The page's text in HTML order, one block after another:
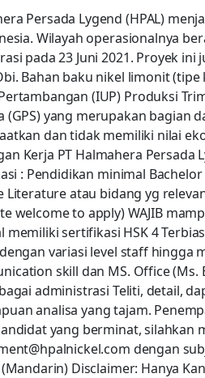
Persada Lygend (HPAL)
Wilayah operasionalnya
pada 23 Juni 2021. Proyek
Bahan baku nikel limonit
(IUP) Produksi
(GPS) yang merupakan bagian
dan tidak memiliki nilai
Kerja PT Halmahera Persada
: Pendidikan minimal
Literature atau bidang yg
welcome to apply) WAJIB
memiliki sertifikasi HSK 4
variasi level staff hingga
skill dan MS. Office
administrasi Teliti, detail,
analisa yang tajam.
yang berminat, silahkan
dengan
Disclaimer: Hanya